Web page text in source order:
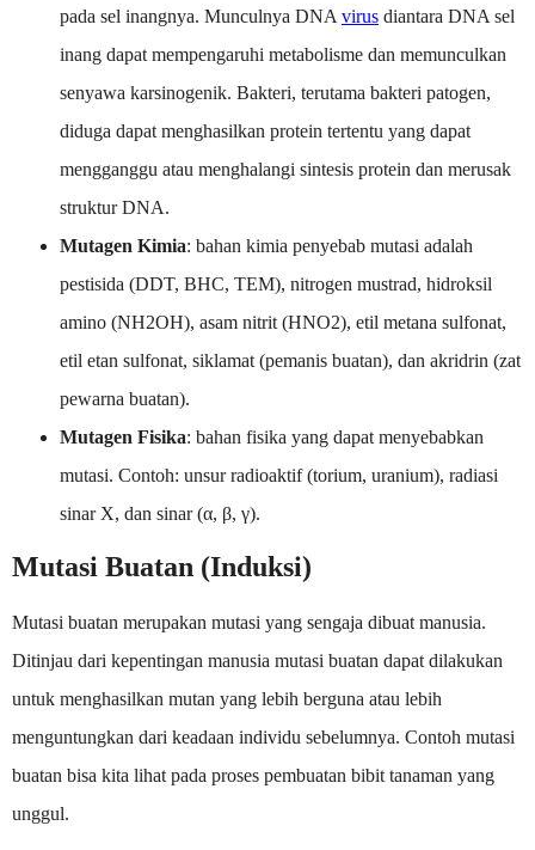
pada sel inangnya. Munculnya DNA virus diantara DNA sel
inang dapat mempengaruhi metabolisme dan memunculkan
senyawa karsinogenik. Bakteri, terutama bakteri patogen,
diduga dapat menghasilkan protein tertentu yang dapat
mengganggu atau menghalangi sintesis protein dan merusak
struktur DNA.
Mutagen Kimia: bahan kimia penyebab mutasi adalah
pestisida (DDT, BHC, TEM), nitrogen mustrad, hidroksil
amino (NH2OH), asam nitrit (HNO2), etil metana sulfonat,
etil etan sulfonat, siklamat (pemanis buatan), dan akridrin (zat
pewarna buatan).
Mutagen Fisika: bahan fisika yang dapat menyebabkan
mutasi. Contoh: unsur radioaktif (torium, uranium), radiasi
sinar X, dan sinar (α, β, γ).
Mutasi Buatan (Induksi)
Mutasi buatan merupakan mutasi yang sengaja dibuat manusia.
Ditinjau dari kepentingan manusia mutasi buatan dapat dilakukan
untuk menghasilkan mutan yang lebih berguna atau lebih
menguntungkan dari keadaan individu sebelumnya. Contoh mutasi
buatan bisa kita lihat pada proses pembuatan bibit tanaman yang
unggul.